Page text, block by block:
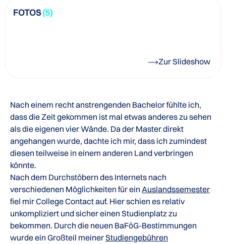
FOTOS(5)
Zur Slideshow
Nach einem recht anstrengenden Bachelor fühlte ich,
dass die Zeit gekommen ist mal etwas anderes zu sehen
als die eigenen vier Wände. Da der Master direkt
angehangen wurde, dachte ich mir, dass ich zumindest
diesen teilweise in einem anderen Land verbringen
könnte.
Nach dem Durchstöbern des Internets nach
verschiedenen Möglichkeiten für ein Auslandssemester
fiel mir College Contact auf. Hier schien es relativ
unkompliziert und sicher einen Studienplatz zu
bekommen. Durch die neuen BaFöG-Bestimmungen
wurde ein Großteil meinerStudiengebühren